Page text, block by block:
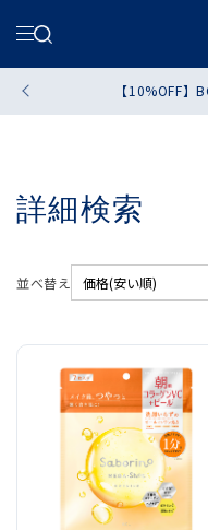
【10%OFF】
詳細検索
並べ替え